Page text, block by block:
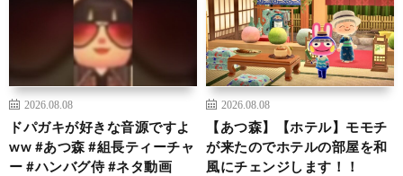
2026.08.08
ドパガキが好きな音源ですよ
ww #あつ森 #組長ティーチャ
ー #ハンバグ侍 #ネタ動画
2026.08.08
【あつ森】【ホテル】モモチ
が来たのでホテルの部屋を和
風にチェンジします！！